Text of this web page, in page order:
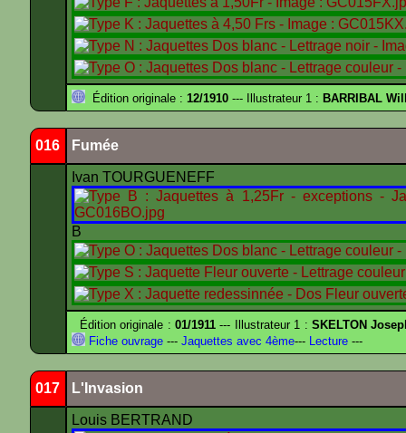
Édition originale : 12/1910 --- Illustrateur 1 : BARRIBAL
016 Fumée
Ivan TOURGUENEFF
B
Édition originale : 01/1911 --- Illustrateur 1 : SKELTON
Fiche ouvrage --- Jaquettes avec 4ème--- Lecture ---
017 L'Invasion
Louis BERTRAND